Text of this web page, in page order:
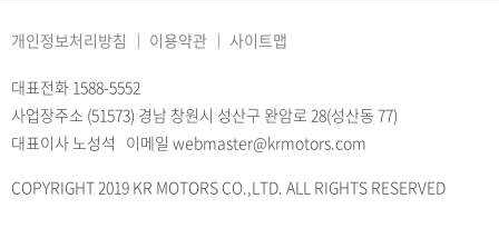
개인정보처리방침 이용약관 사이트맵
대표전화 1588-5552
사업장주소 (51573) 경남 창원시 성산구 완암로 28(성산동 77)
대표이사 노성석 이메일 webmaster@krmotors.com
COPYRIGHT 2019 KR MOTORS CO.,LTD. ALL RIGHTS RESERVED